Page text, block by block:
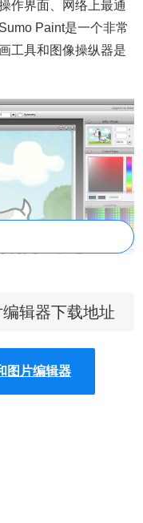
作界面、网络上最通
Sumo Paint是一个非常
工具和图像操纵器是
辑器下载地址
图片编辑器